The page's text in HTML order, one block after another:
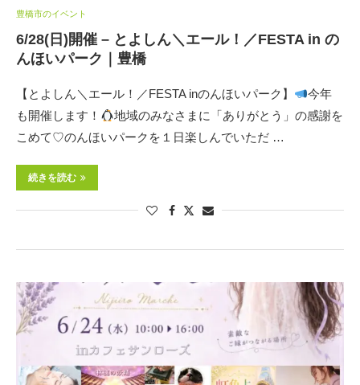
豊橋市のイベント
6/28(日)開催 – とよしん＼エール！／FESTA in の
んほいパーク｜豊橋
【とよしん＼エール！／FESTA inのんほいパーク】
今年
も開催します！
地域のみなさまに「ありがとう」の感謝を
こめて♡のんほいパークを１日楽しんでいただ …
続きを読む